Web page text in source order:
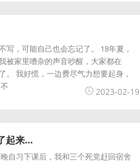
，可能自己也会忘记了。 18年夏，
被家里嘈杂的声音吵醒，大家都在
我好慌，一边费尽气力想要起身，
2023-02-19
起来…
自习下课后，我和三个死党赶回宿舍